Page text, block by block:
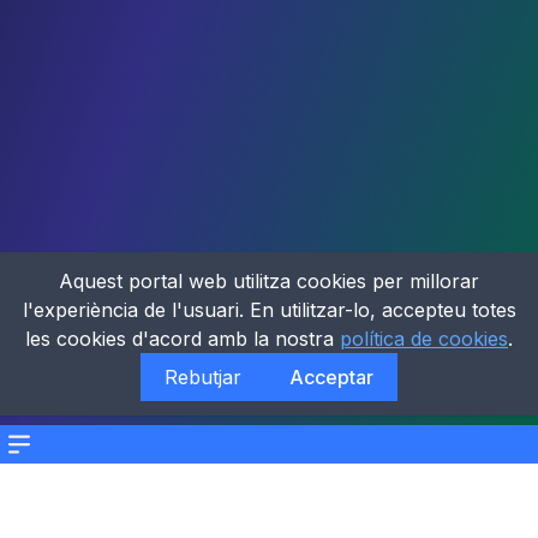
Menu
Aquest portal web utilitza cookies per millorar
l'experiència de l'usuari. En utilitzar-lo, accepteu totes
les cookies d'acord amb la nostra política de cookies.
Rebutjar
Acceptar